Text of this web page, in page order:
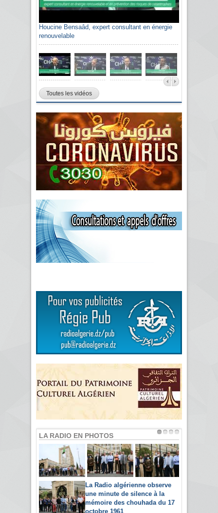
Houcine Bensaâd, expert consultant en énergie
renouvelable
Toutes les vidéos
LA RADIO EN PHOTOS
La Radio algérienne observe
une minute de silence à la
mémoire des chouhada du 17
octobre 1961